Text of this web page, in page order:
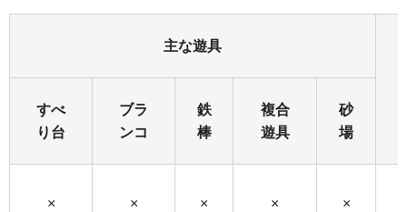
主な遊具
すべ
り台
ブラ
ンコ
鉄
棒
複合
遊具
砂
場
× × × × ×